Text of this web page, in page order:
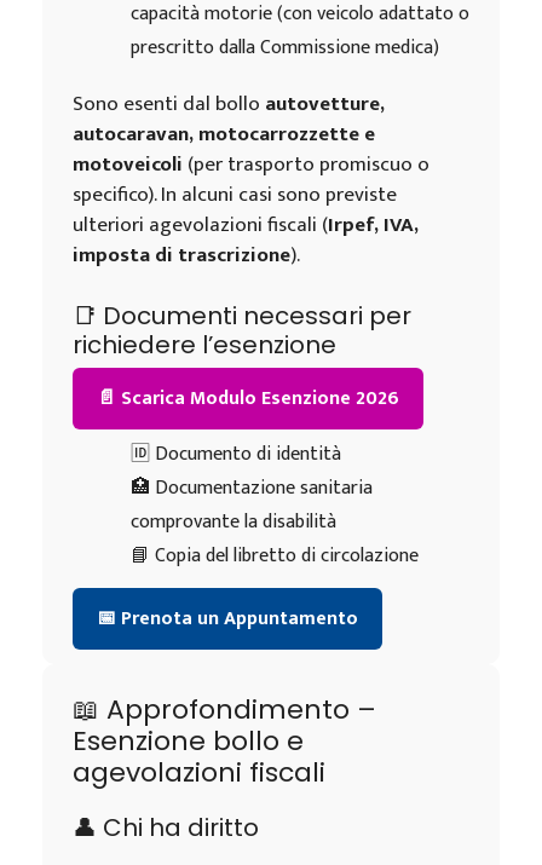
capacità motorie (con veicolo adattato o
prescritto dalla Commissione medica)
Sono esenti dal bollo autovetture,
autocaravan, motocarrozzette e
motoveicoli (per trasporto promiscuo o
specifico). In alcuni casi sono previste
ulteriori agevolazioni fiscali (Irpef, IVA,
imposta di trascrizione).
📑 Documenti necessari per
richiedere l’esenzione
📄 Scarica Modulo Esenzione 2026
🆔 Documento di identità
🏥 Documentazione sanitaria
comprovante la disabilità
📘 Copia del libretto di circolazione
📅 Prenota un Appuntamento
📖 Approfondimento –
Esenzione bollo e
agevolazioni fiscali
👤 Chi ha diritto